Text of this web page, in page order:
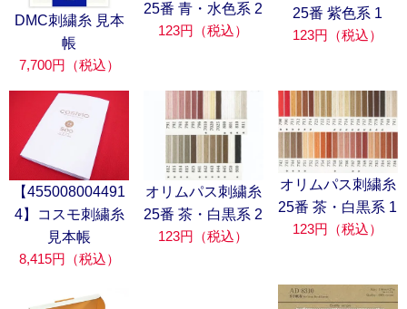
DMC刺繍糸 見本
帳
7,700円（税込）
25番 青・水色系 2
123円（税込）
25番 紫色系 1
123円（税込）
【455008004491
4】コスモ刺繍糸
見本帳
8,415円（税込）
オリムパス刺繍糸
25番 茶・白黒系 2
123円（税込）
オリムパス刺繍糸
25番 茶・白黒系 1
123円（税込）